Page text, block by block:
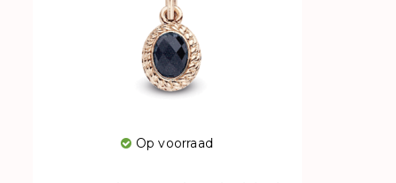
Op voorraad